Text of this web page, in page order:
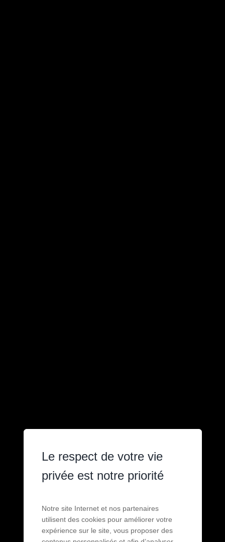
Le respect de votre vie
privée est notre priorité
Notre site Internet et nos partenaires
utilisent des cookies pour améliorer votre
expérience sur le site, vous proposer des